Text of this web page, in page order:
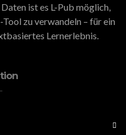
ist es L-Pub möglich,
zu verwandeln – für ein
Lernerlebnis.